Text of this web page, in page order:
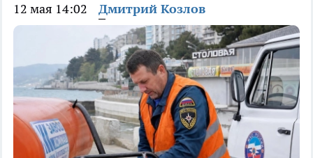
12 мая 14:02 Дмитрий Козлов